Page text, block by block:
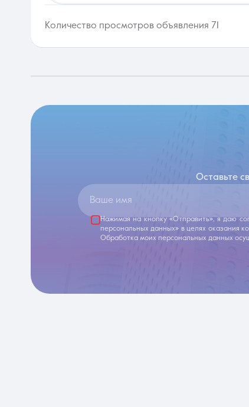
Количество просмотров объявления 71
Оставьте
Ваше имя
Нажимая на кнопку «Отправить», я даю
персональных данных» в целях оказания
Обработка моих персональных данных